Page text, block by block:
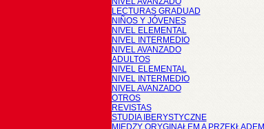
LECTURAS GRADUAD
NIÑOS Y JÓVENES
NIVEL ELEMENTAL
NIVEL INTERMEDIO
NIVEL AVANZADO
ADULTOS
NIVEL ELEMENTAL
NIVEL INTERMEDIO
NIVEL AVANZADO
OTROS
REVISTAS
STUDIA IBERYSTYCZNE
MIĘDZY ORYGINAŁEM A PRZEKŁADEM